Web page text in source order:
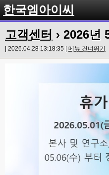
한국엠아이씨
고객센터 › 2026년
| 2026.04.28 13:18:35 | 메뉴 건너뛰기